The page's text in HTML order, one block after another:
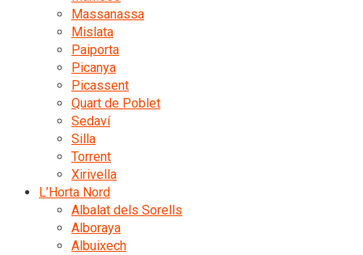
Massanassa
Mislata
Paiporta
Picanya
Picassent
Quart de Poblet
Sedaví
Silla
Torrent
Xirivella
L’Horta Nord
Albalat dels Sorells
Alboraya
Albuixech